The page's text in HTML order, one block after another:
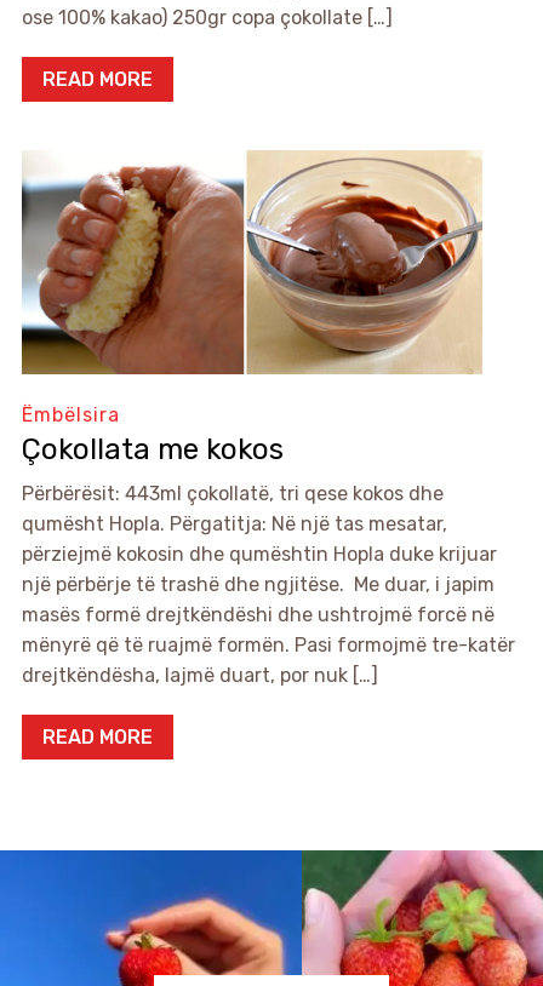
ose 100% kakao) 250gr copa çokollate […]
READ MORE
Ëmbëlsira
Çokollata me kokos
Përbërësit: 443ml çokollatë, tri qese kokos dhe
qumësht Hopla. Përgatitja: Në një tas mesatar,
përziejmë kokosin dhe qumështin Hopla duke krijuar
një përbërje të trashë dhe ngjitëse. Me duar, i japim
masës formë drejtkëndëshi dhe ushtrojmë forcë në
mënyrë që të ruajmë formën. Pasi formojmë tre-katër
drejtkëndësha, lajmë duart, por nuk […]
READ MORE